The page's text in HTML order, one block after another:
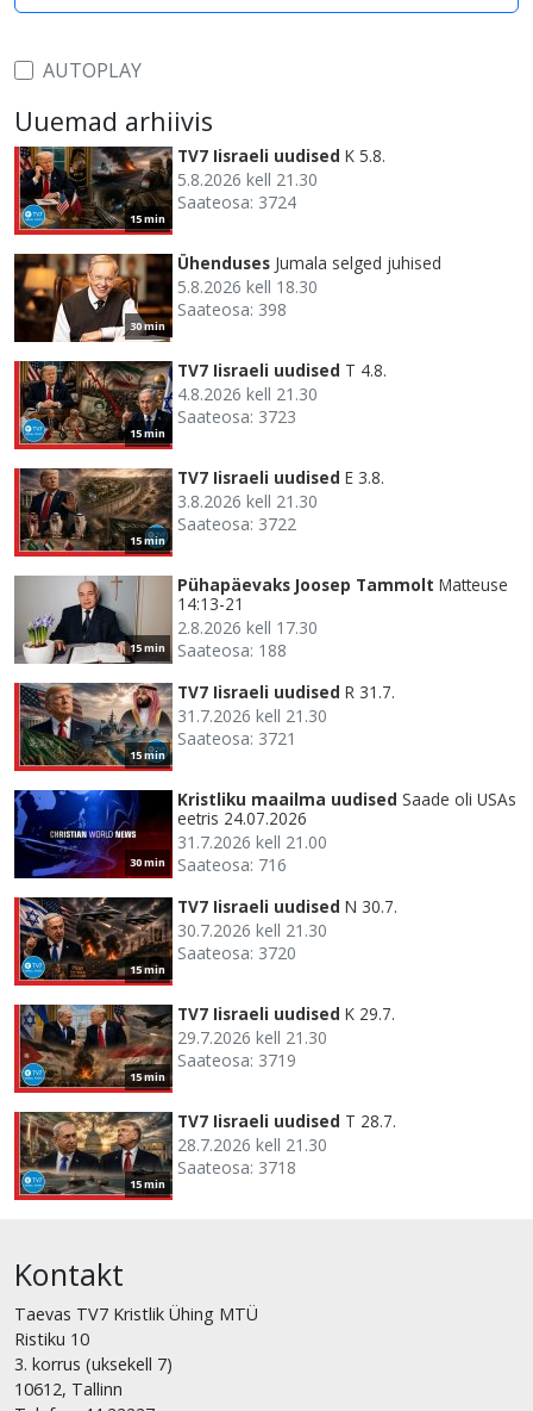
AUTOPLAY
Uuemad arhiivis
15 min
TV7 Iisraeli uudised K 5.8.
5.8.2026 kell 21.30
Saateosa: 3724
30 min
Ühenduses Jumala selged juhised
5.8.2026 kell 18.30
Saateosa: 398
15 min
TV7 Iisraeli uudised T 4.8.
4.8.2026 kell 21.30
Saateosa: 3723
15 min
TV7 Iisraeli uudised E 3.8.
3.8.2026 kell 21.30
Saateosa: 3722
15 min
Pühapäevaks Joosep Tammolt Matteuse
14:13-21
2.8.2026 kell 17.30
Saateosa: 188
15 min
TV7 Iisraeli uudised R 31.7.
31.7.2026 kell 21.30
Saateosa: 3721
30 min
Kristliku maailma uudised Saade oli USAs
eetris 24.07.2026
31.7.2026 kell 21.00
Saateosa: 716
15 min
TV7 Iisraeli uudised N 30.7.
30.7.2026 kell 21.30
Saateosa: 3720
15 min
TV7 Iisraeli uudised K 29.7.
29.7.2026 kell 21.30
Saateosa: 3719
15 min
TV7 Iisraeli uudised T 28.7.
28.7.2026 kell 21.30
Saateosa: 3718
Kontakt
Taevas TV7 Kristlik Ühing MTÜ
Ristiku 10
3. korrus (uksekell 7)
10612, Tallinn